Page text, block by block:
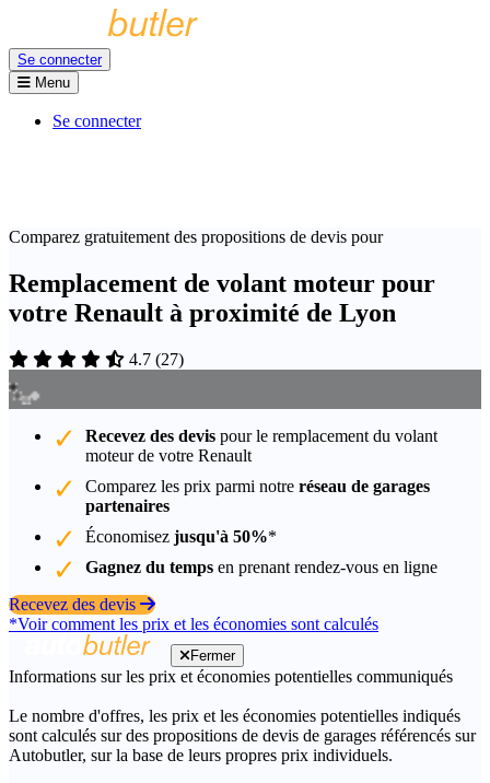
Se connecter
Menu
Se connecter
Comparez gratuitement des propositions de devis pour
Remplacement de volant moteur pour
votre Renault à proximité de Lyon
4.7 (27)
Recevez des devis pour le remplacement du volant
moteur de votre Renault
Comparez les prix parmi notre réseau de garages
partenaires
Économisez jusqu'à 50%*
Gagnez du temps en prenant rendez-vous en ligne
Recevez des devis
*Voir comment les prix et les économies sont calculés
Fermer
Informations sur les prix et économies potentielles communiqués
Le nombre d'offres, les prix et les économies potentielles indiqués
sont calculés sur des propositions de devis de garages référencés sur
Autobutler, sur la base de leurs propres prix individuels.